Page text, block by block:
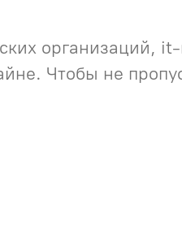
организаций,
Чтобы не